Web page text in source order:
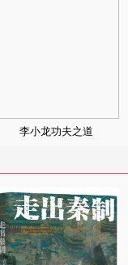
李小龙功夫之道